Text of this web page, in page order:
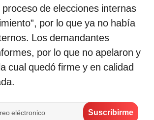
de elecciones internas
por lo que ya no había
Los demandantes
por lo que no apelaron y
cual quedó firme y en calidad